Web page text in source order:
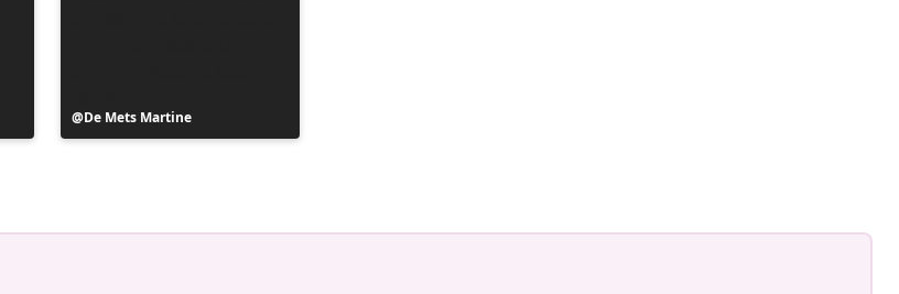
Postagem
publicada
De Mets Martine